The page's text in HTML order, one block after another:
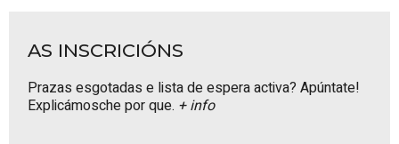
AS INSCRICIÓNS
Prazas esgotadas e lista de espera activa? Apúntate!
Explicámosche por que. + info